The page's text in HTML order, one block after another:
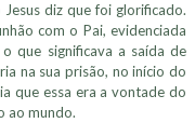
diz que foi glorificado.
com o Pai, evidenciada
que significava a saída de
na sua prisão, no início do
que essa era a vontade do
ao mundo.